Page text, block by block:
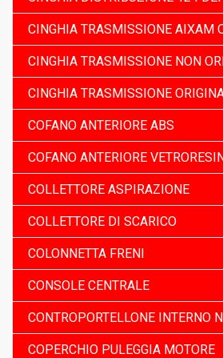
CINGHIA TRASMISSIONE AIXAM
CINGHIA TRASMISSIONE NON
CINGHIA TRASMISSIONE
COFANO ANTERIORE ABS
COFANO ANTERIORE
COLLETTORE ASPIRAZIONE
COLLETTORE DI SCARICO
COLONNETTA FRENI
CONSOLE CENTRALE
CONTROPORTELLONE INTERNO
COPERCHIO PULEGGIA MOTORE